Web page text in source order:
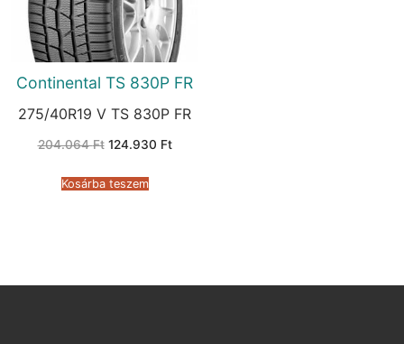
Continental TS 830P FR
275/40R19 V TS 830P FR
204.064Ft Original
204.064 Ft.
124.930 FtCurrent
Kosárba teszem